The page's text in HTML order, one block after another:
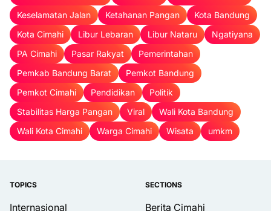
Keselamatan Jalan
Ketahanan Pangan
Kota Bandung
Kota Cimahi
Libur Lebaran Libur Nataru
Ngatiyana
PA Cimahi
Pasar Rakyat
Pemerintahan
Pemkab Bandung Barat
Pemkot Bandung
Pemkot Cimahi
Pendidikan
Politik
Stabilitas Harga Pangan
Viral
Wali Kota Bandung
Wali Kota Cimahi
Warga Cimahi Wisata umkm
TOPICS
Internasional
SECTIONS
Berita Cimahi